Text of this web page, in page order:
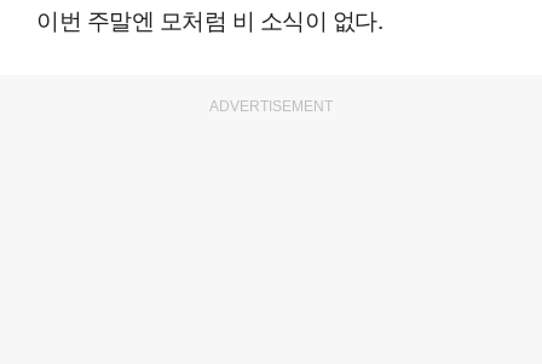
이번 주말엔 모처럼 비 소식이 없다.
ADVERTISEMENT